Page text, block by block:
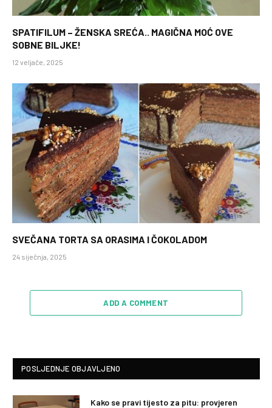
SPATIFILUM – ŽENSKA SREĆA.. MAGIČNA MOĆ OVE
SOBNE BILJKE!
12 veljače, 2025
SVEČANA TORTA SA ORASIMA I ČOKOLADOM
24 siječnja, 2025
ADD A COMMENT
POSLJEDNJE OBJAVLJENO
Kako se pravi tijesto za pitu: provjeren